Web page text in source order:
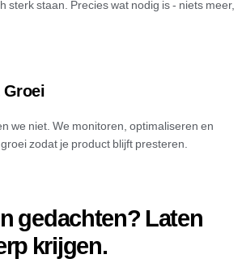
sterk staan. Precies wat nodig is - niets meer,
we niet. We monitoren, optimaliseren en
zodat je product blijft presteren.
gedachten? Laten
krijgen.